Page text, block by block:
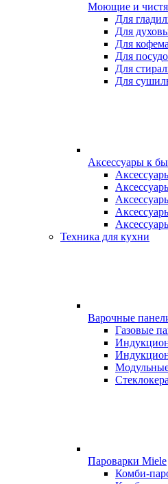
Моющие и
Для
Для
Для
Для
Для
Для
Аксессуары к
Техника для кухни
Варочные
Газовые
Пароварки Miele
Комби-